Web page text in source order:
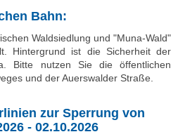
Bahn:
Waldsiedlung und "Muna-Wald"
Hintergrund ist die Sicherheit der
Bitte nutzen Sie die öffentlichen
und der Auerswalder Straße.
zur Sperrung von
- 02.10.2026